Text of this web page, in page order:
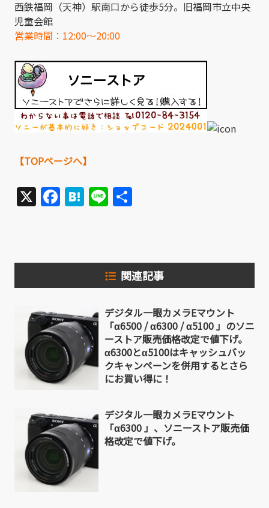
西鉄福岡（天神）駅南口から徒歩5分。旧福岡市立中央
児童会館
営業時間：12:00～20:00
【TOPページへ】
X Facebook
Hatena
Line
関連記事
デジタル一眼カメラEマウント
「α6500 / α6300 / α5100 」のソニ
ーストア販売価格改定で値下げ。
α6300とα5100はキャッシュバッ
クキャンペーンを併用するとさら
にお買い得に！
デジタル一眼カメラEマウント
「α6300 」、ソニーストア販売価
格改定で値下げ。